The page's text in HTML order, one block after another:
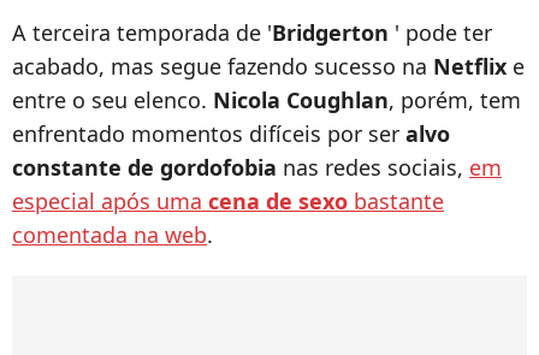
A terceira temporada de 'Bridgerton ' pode ter
acabado, mas segue fazendo sucesso na Netflix e
entre o seu elenco. Nicola Coughlan, porém, tem
enfrentado momentos difíceis por ser alvo
constante de gordofobia nas redes sociais, em
especial após uma cena de sexo bastante
comentada na web.